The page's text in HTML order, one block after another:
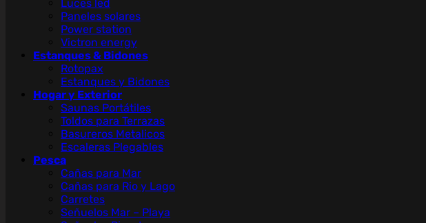
Luces led
Paneles solares
Power station
Victron energy
Estanques & Bidones
Rotopax
Estanques y Bidones
Hogar y Exterior
Saunas Portátiles
Toldos para Terrazas
Basureros Metalicos
Escaleras Plegables
Pesca
Cañas para Mar
Cañas para Rio y Lago
Carretes
Señuelos Mar – Playa